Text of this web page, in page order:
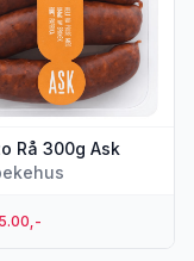
Rå 300g Ask